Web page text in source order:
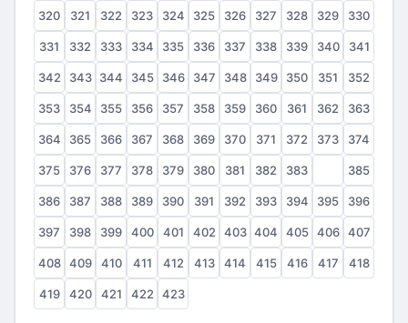
320 321 322 323 324 325 326 327 328 329 330
331 332 333 334 335 336 337 338 339 340 341
342 343 344 345 346 347 348 349 350 351 352
353 354 355 356 357 358 359 360 361 362 363
364 365 366 367 368 369 370 371 372 373 374
375 376 377 378 379 380 381 382 383 385
386 387 388 389 390 391 392 393 394 395 396
397 398 399 400 401 402 403 404 405 406 407
408 409 410 411 412 413 414 415 416 417 418
419 420 421 422 423